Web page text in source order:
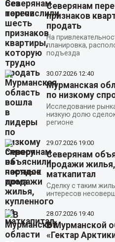
Северянам
признаков
продать
На
планировка,
подъезда
30.07.2026 12:40
Мурманская
по низкому
Исследование
низкую долю
регионе
29.07.2026 19:00
Северянам
продажи
маткапитал
Сделку с таким
интересов
28.07.2026 19:40
В Мурманской
«Гектар